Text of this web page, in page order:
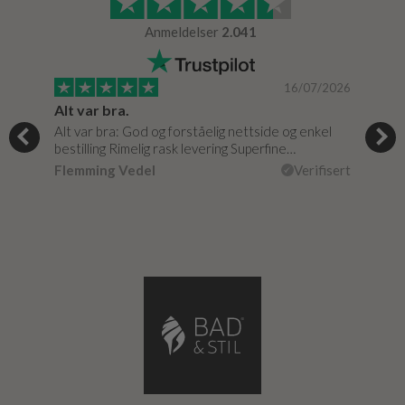
Anmeldelser 2.041
16/07/2026
Alt var bra.
Alt var bra: God og forståelig nettside og enkel
bestilling Rimelig rask levering Superfine…
Flemming Vedel
Verifisert
Jeg
fikk